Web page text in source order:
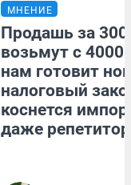
МНЕНИЕ
Продашь за
возьмут с
нам готовит
налоговый
коснется
даже